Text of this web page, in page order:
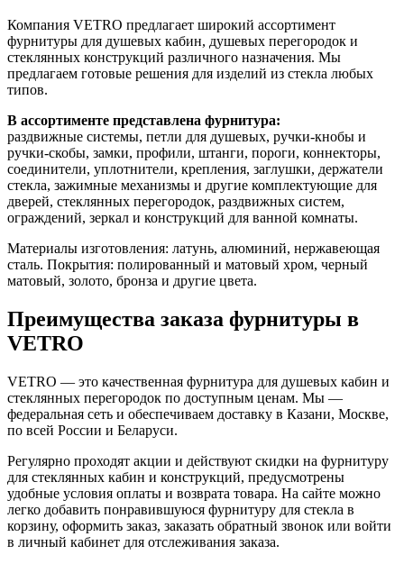
Компания VETRO предлагает широкий ассортимент
фурнитуры для душевых кабин, душевых перегородок и
стеклянных конструкций различного назначения. Мы
предлагаем готовые решения для изделий из стекла любых
типов.
В ассортименте представлена фурнитура:
раздвижные системы, петли для душевых, ручки-кнобы и
ручки-скобы, замки, профили, штанги, пороги, коннекторы,
соединители, уплотнители, крепления, заглушки, держатели
стекла, зажимные механизмы и другие комплектующие для
дверей, стеклянных перегородок, раздвижных систем,
ограждений, зеркал и конструкций для ванной комнаты.
Материалы изготовления: латунь, алюминий, нержавеющая
сталь. Покрытия: полированный и матовый хром, черный
матовый, золото, бронза и другие цвета.
Преимущества заказа фурнитуры в
VETRO
VETRO — это качественная фурнитура для душевых кабин и
стеклянных перегородок по доступным ценам. Мы —
федеральная сеть и обеспечиваем доставку в Казани, Москве,
по всей России и Беларуси.
Регулярно проходят акции и действуют скидки на фурнитуру
для стеклянных кабин и конструкций, предусмотрены
удобные условия оплаты и возврата товара. На сайте можно
легко добавить понравившуюся фурнитуру для стекла в
корзину, оформить заказ, заказать обратный звонок или войти
в личный кабинет для отслеживания заказа.